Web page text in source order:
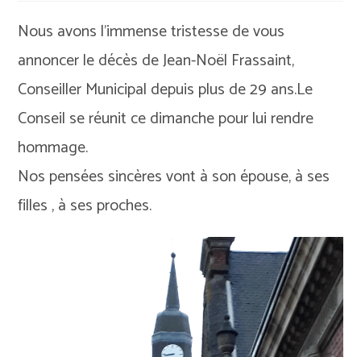
Nous avons l’immense tristesse de vous
annoncer le décès de Jean-Noël Frassaint,
Conseiller Municipal depuis plus de 29 ans.Le
Conseil se réunit ce dimanche pour lui rendre
hommage.
Nos pensées sincères vont à son épouse, à ses
filles , à ses proches.